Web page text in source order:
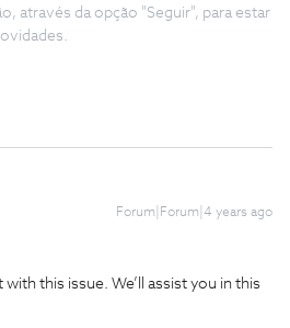
através da opção "Seguir", para estar
Forum|Forum|4 years ago
with this issue. We’ll assist you in this